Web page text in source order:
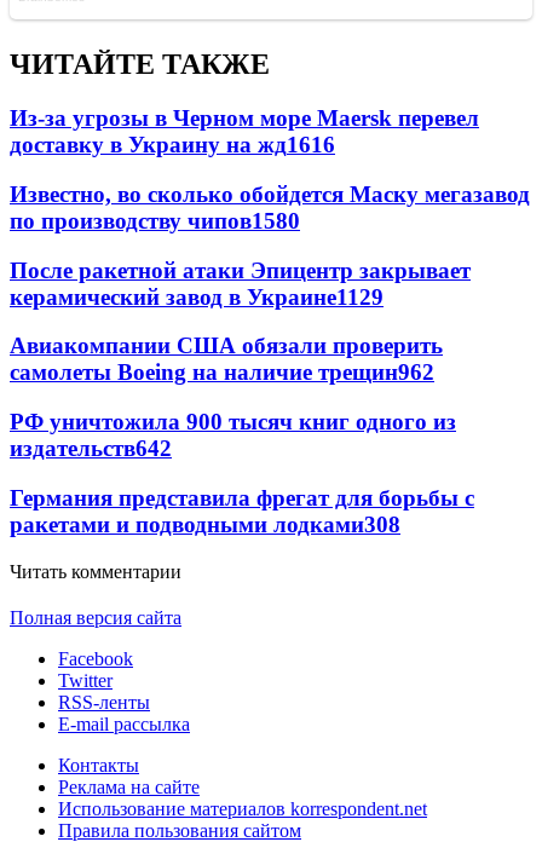
ЧИТАЙТЕ ТАКЖЕ
Из-за угрозы в Черном море Maersk перевел
доставку в Украину на жд1616
Известно, во сколько обойдется Маску мегазавод
по производству чипов1580
После ракетной атаки Эпицентр закрывает
керамический завод в Украине1129
Авиакомпании США обязали проверить
самолеты Boeing на наличие трещин962
РФ уничтожила 900 тысяч книг одного из
издательств642
Германия представила фрегат для борьбы с
ракетами и подводными лодками308
Читать комментарии
Полная версия сайта
Facebook
Twitter
RSS-ленты
E-mail рассылка
Контакты
Реклама на сайте
Использование материалов korrespondent.net
Правила пользования сайтом